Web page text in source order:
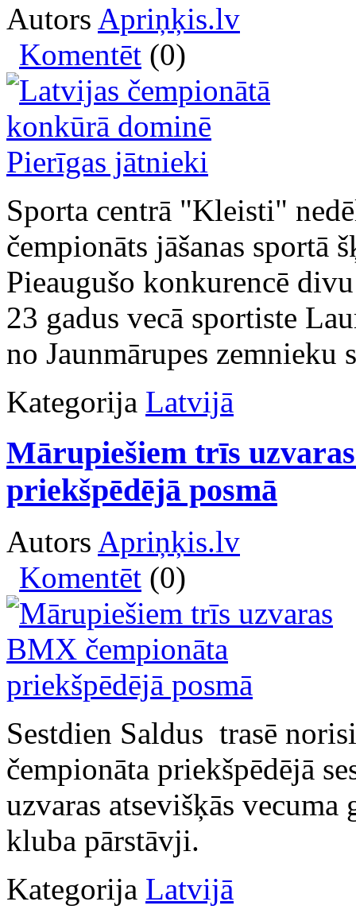
Autors Apriņķis.lv
Komentēt (0)
Sporta centrā "Kleisti"
čempionāts jāšanas sportā
Pieaugušo konkurencē
23 gadus vecā sportiste
no Jaunmārupes
Kategorija Latvijā
Mārupiešiem trīs
priekšpēdējā posmā
Autors Apriņķis.lv
Komentēt (0)
Sestdien Saldus trasē
čempionāta priekšpēdējā
uzvaras atsevišķās
kluba pārstāvji.
Kategorija Latvijā